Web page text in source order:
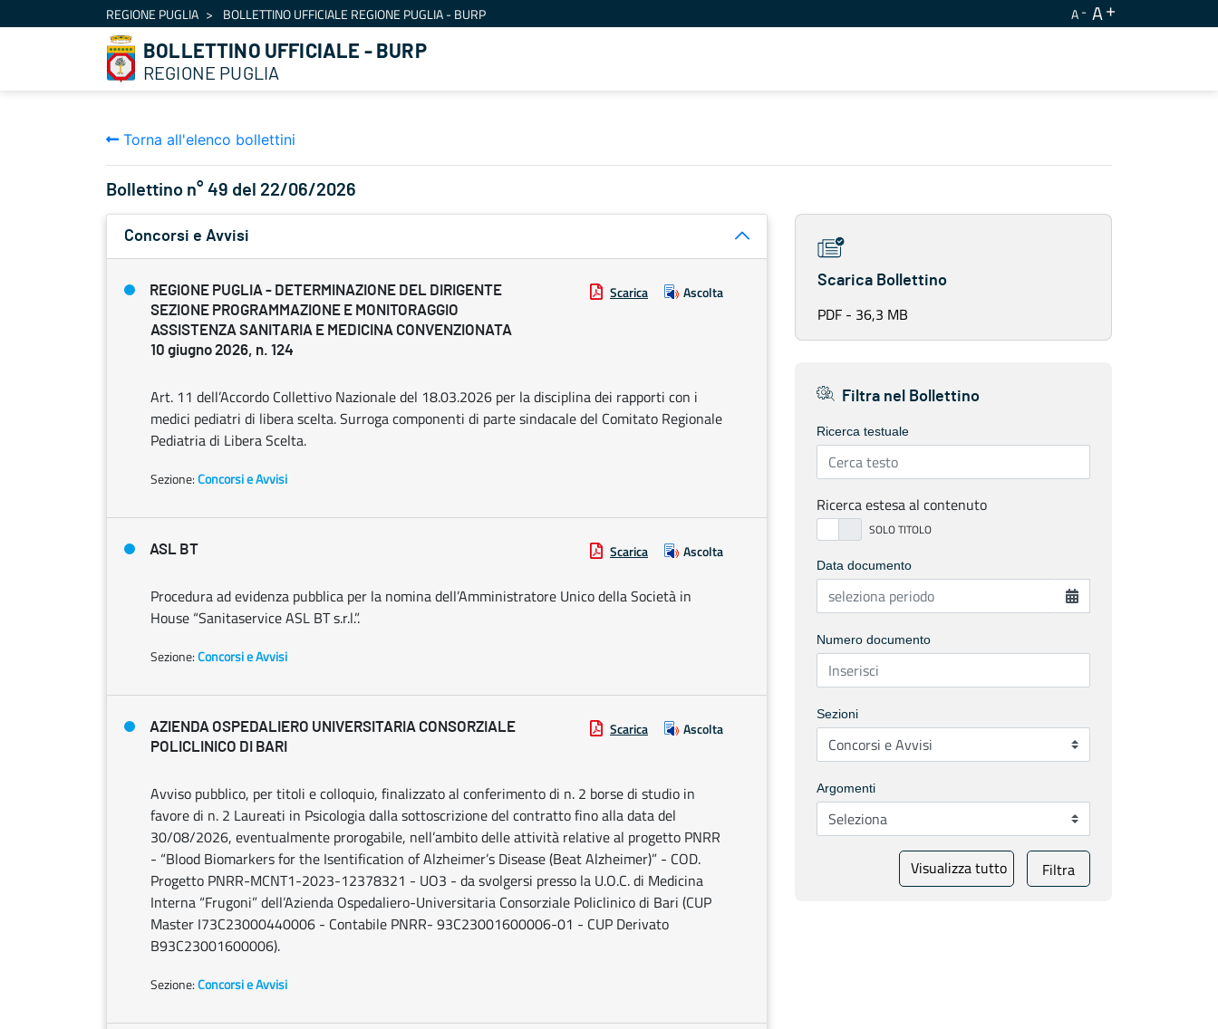
Salta al contenutoREGIONE PUGLIA BOLLETTINO UFFICIALE REGIONE PUGLIA - BURP A A
BOLLETTINO UFFICIALE - BURP
REGIONE PUGLIA
Torna all'elenco bollettini
Bollettino n° 49 del 22/06/2026
Concorsi e Avvisi
REGIONE PUGLIA - DETERMINAZIONE DEL DIRIGENTE
SEZIONE PROGRAMMAZIONE E MONITORAGGIO
ASSISTENZA SANITARIA E MEDICINA CONVENZIONATA
10 giugno 2026, n. 124
Scarica Ascolta
Art. 11 dell’Accordo Collettivo Nazionale del 18.03.2026 per la disciplina dei rapporti con i
medici pediatri di libera scelta. Surroga componenti di parte sindacale del Comitato Regionale
Pediatria di Libera Scelta.
Sezione:Concorsi e Avvisi
ASL BT Scarica Ascolta
Procedura ad evidenza pubblica per la nomina dell’Amministratore Unico della Società in
House “Sanitaservice ASL BT s.r.l.”.
Sezione:Concorsi e Avvisi
AZIENDA OSPEDALIERO UNIVERSITARIA CONSORZIALE
POLICLINICO DI BARI
Scarica Ascolta
Avviso pubblico, per titoli e colloquio, finalizzato al conferimento di n. 2 borse di studio in
favore di n. 2 Laureati in Psicologia dalla sottoscrizione del contratto fino alla data del
30/08/2026, eventualmente prorogabile, nell’ambito delle attività relative al progetto PNRR
- “Blood Biomarkers for the Isentification of Alzheimer’s Disease (Beat Alzheimer)” - COD.
Progetto PNRR-MCNT1-2023-12378321 - UO3 - da svolgersi presso la U.O.C. di Medicina
Interna “Frugoni” dell’Azienda Ospedaliero-Universitaria Consorziale Policlinico di Bari (CUP
Master I73C23000440006 - Contabile PNRR- 93C23001600006-01 - CUP Derivato
B93C23001600006).
Sezione:Concorsi e Avvisi
Scarica Bollettino
PDF - 36,3 MB
Filtra nel Bollettino
Ricerca testuale
Ricerca estesa al contenuto
Data documento
Numero documento
Sezioni
Argomenti
Visualizza tutto Filtra